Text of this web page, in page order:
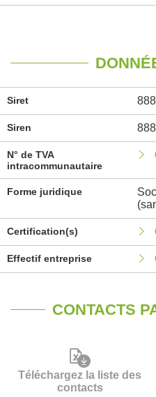
Siret
Siren
N° de TVA
intracommunautaire
Forme juridique
Certification(s)
Effectif entreprise
CONTACTS
Téléchargez la liste des
contacts